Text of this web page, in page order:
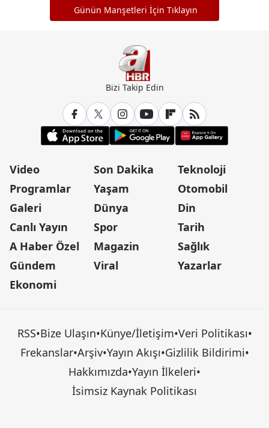
Günün Manşetleri İçin Tıklayın
Bizi Takip Edin
Video
Programlar
Galeri
Canlı Yayın
A Haber Özel
Gündem
Ekonomi
Son Dakika
Yaşam
Dünya
Spor
Magazin
Viral
Teknoloji
Otomobil
Din
Tarih
Sağlık
Yazarlar
RSS•Bize Ulaşın•Künye/İletişim•Veri Politikası•
Frekanslar•Arşiv•Yayın Akışı•Gizlilik Bildirimi•
Hakkımızda•Yayın İlkeleri•
İsimsiz Kaynak Politikası